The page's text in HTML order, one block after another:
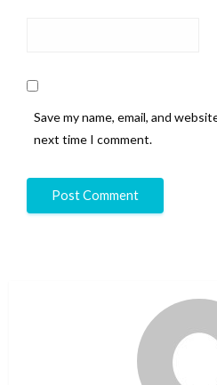
Save my name, email, and
next time I comment.